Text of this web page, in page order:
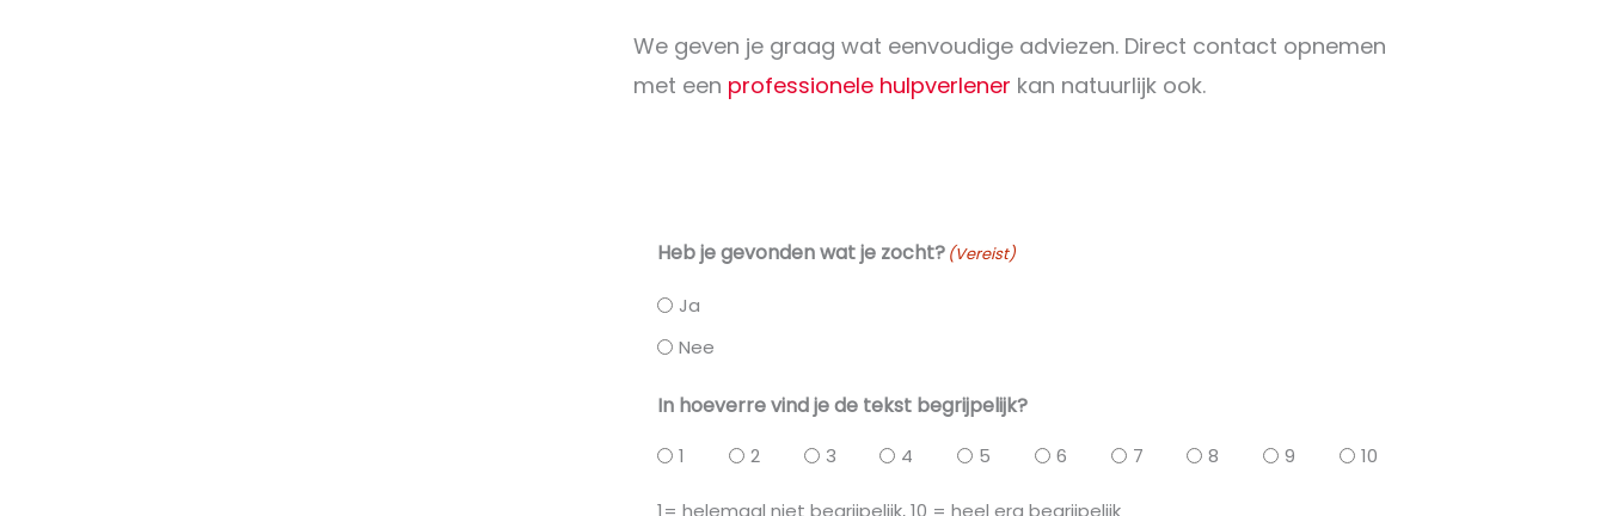
We geven je graag wat eenvoudige adviezen. Direct contact opnemen
met een professionele hulpverlener kan natuurlijk ook.
Heb je gevonden wat je zocht? (Vereist)
Ja
Nee
In hoeverre vind je de tekst begrijpelijk?
1 2 3 4 5 6 7 8 9 10
1= helemaal niet begrijpelijk, 10 = heel erg begrijpelijk